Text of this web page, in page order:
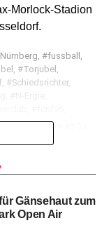
Morlock-Stadion
Torwart 33-
geschickt
und Kwadwo
des Tages.
Gänsehaut zum
Open Air